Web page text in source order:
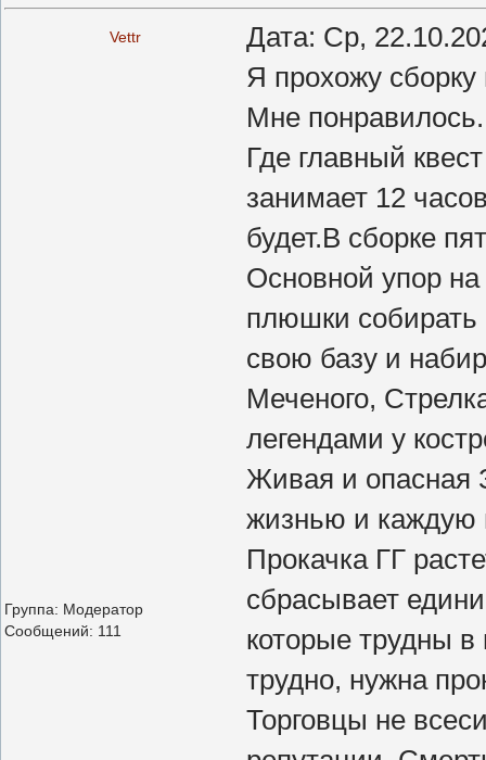
Vettr Дата: Ср,
Группа: Модератор
Сообщений: 111
Я прохожу
Мне
Где главный
занимает 12
будет.В сборке
Основной упор
плюшки
свою базу и
Меченого,
легендами у
Живая и опасная
жизнью и каждую
Прокачка ГГ
сбрасывает
которые трудны
трудно, нужна
Торговцы не